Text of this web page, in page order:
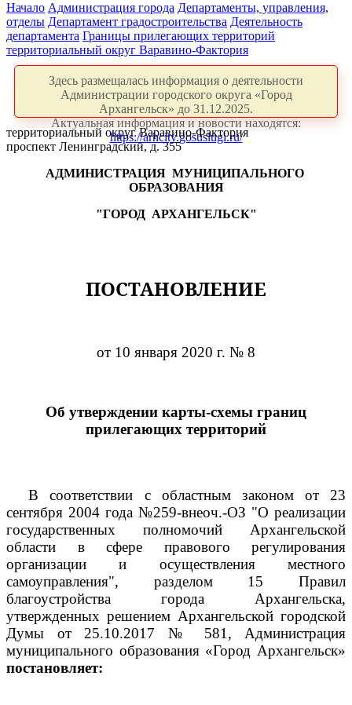
Начало Администрация города Департаменты, управления,
отделы Департамент градостроительства Деятельность
департамента Границы прилегающих территорий
территориальный округ Варавино-Фактория
Здесь размещалась информация о деятельности
Администрации городского округа «Город
Архангельск» до 31.12.2025.
Актуальная информация и новости находятся:
https://arhcity.gosuslugi.ru/
территориальный округ Варавино-Фактория
проспект Ленинградский, д. 355
АДМИНИСТРАЦИЯ МУНИЦИПАЛЬНОГО
ОБРАЗОВАНИЯ
"ГОРОД АРХАНГЕЛЬСК"
ПОСТАНОВЛЕНИЕ
от 10 января 2020 г. № 8
Об утверждении карты-схемы границ
прилегающих территорий
В соответствии с областным законом от 23
сентября 2004 года №259-внеоч.-ОЗ "О реализации
государственных полномочий Архангельской
области в сфере правового регулирования
организации и осуществления местного
самоуправления", разделом 15 Правил
благоустройства города Архангельска,
утвержденных решением Архангельской городской
Думы от 25.10.2017 № 581, Администрация
муниципального образования «Город Архангельск»
постановляет: